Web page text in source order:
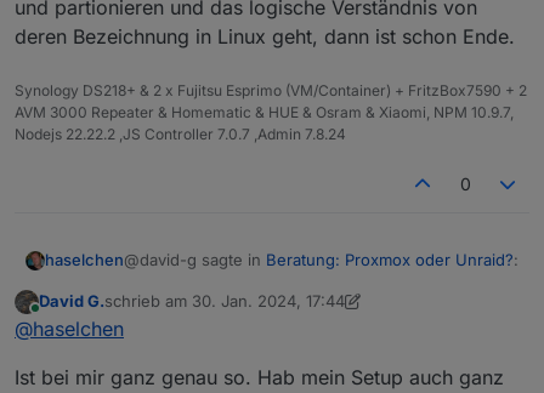
und partionieren und das logische Verständnis von
deren Bezeichnung in Linux geht, dann ist schon Ende.
Synology DS218+ & 2 x Fujitsu Esprimo (VM/Container) + FritzBox7590 + 2
AVM 3000 Repeater & Homematic & HUE & Osram & Xiaomi, NPM 10.9.7,
Nodejs 22.22.2 ,JS Controller 7.0.7 ,Admin 7.8.24
0
haselchen@david-g sagte in Beratung: Proxmox oder Unraid?:
Kann ich nur hoffen, denn diese Linuxsachen in
Online
David G.schrieb am 30. Jan. 2024, 17:44
zuletzt editiert von David G.
@haselchen
Ist bei mir ganz genau so. Hab mein Setup auch ganz